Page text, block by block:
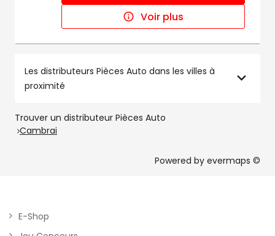
Voir plus
Les distributeurs Pièces Auto dans les villes à
proximité
Trouver un distributeur Pièces Auto
Cambrai
Powered by evermaps ©
E-Shop